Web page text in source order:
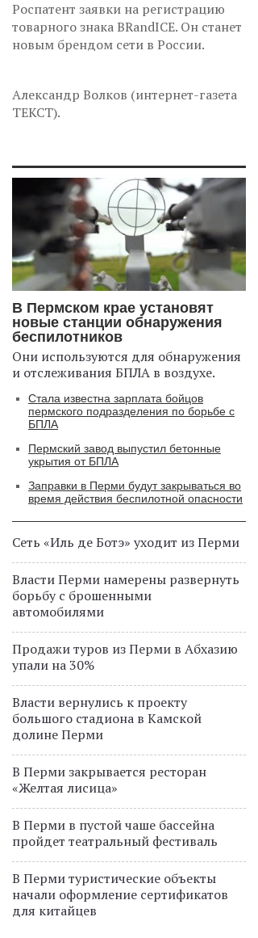
Роспатент заявки на регистрацию
товарного знака BRandICE. Он станет
новым брендом сети в России.
Александр Волков (интернет-газета
ТЕКСТ).
В Пермском крае установят
новые станции обнаружения
беспилотников
Они используются для обнаружения
и отслеживания БПЛА в воздухе.
Стала известна зарплата бойцов
пермского подразделения по борьбе с
БПЛА
Пермский завод выпустил бетонные
укрытия от БПЛА
Заправки в Перми будут закрываться во
время действия беспилотной опасности
Сеть «Иль де Ботэ» уходит из Перми
Власти Перми намерены развернуть
борьбу с брошенными
автомобилями
Продажи туров из Перми в Абхазию
упали на 30%
Власти вернулись к проекту
большого стадиона в Камской
долине Перми
В Перми закрывается ресторан
«Желтая лисица»
В Перми в пустой чаше бассейна
пройдет театральный фестиваль
В Перми туристические объекты
начали оформление сертификатов
для китайцев